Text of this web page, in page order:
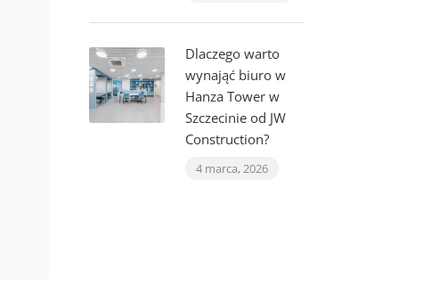
Dlaczego warto
wynająć biuro w
Hanza Tower w
Szczecinie od JW
Construction?
4 marca, 2026